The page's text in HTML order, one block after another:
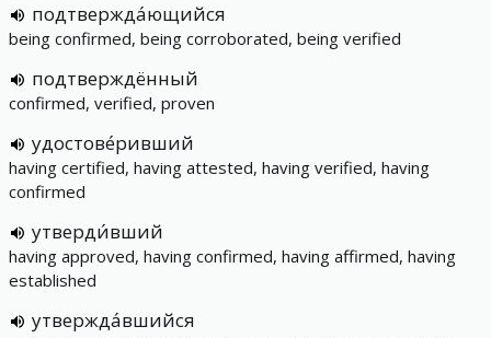
подтвержда́ющийся
being confirmed, being corroborated, being verified
подтверждённый
confirmed, verified, proven
удостове́ривший
having certified, having attested, having verified, having
confirmed
утверди́вший
having approved, having confirmed, having affirmed, having
established
утвержда́вшийся